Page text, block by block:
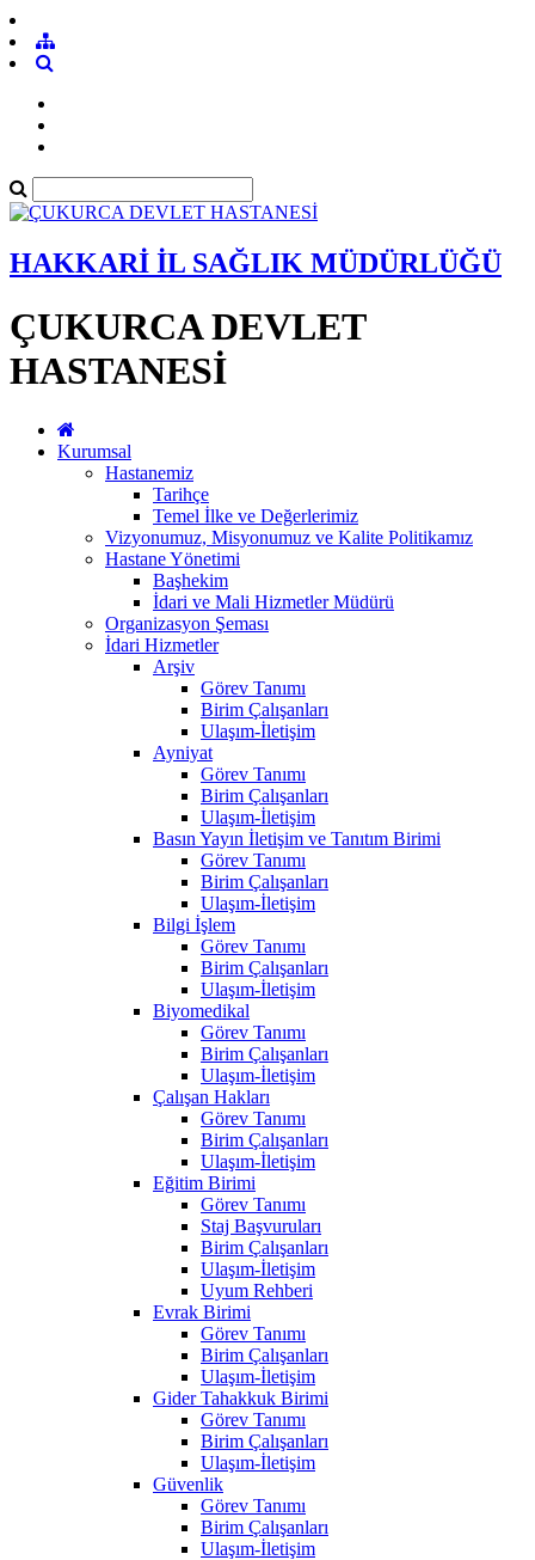
HAKKARİ İL SAĞLIK MÜDÜRLÜĞÜ
ÇUKURCA DEVLET
HASTANESİ
Kurumsal
Hastanemiz
Tarihçe
Temel İlke ve Değerlerimiz
Vizyonumuz, Misyonumuz ve Kalite Politikamız
Hastane Yönetimi
Başhekim
İdari ve Mali Hizmetler Müdürü
Organizasyon Şeması
İdari Hizmetler
Arşiv
Görev Tanımı
Birim Çalışanları
Ulaşım-İletişim
Ayniyat
Görev Tanımı
Birim Çalışanları
Ulaşım-İletişim
Basın Yayın İletişim ve Tanıtım Birimi
Görev Tanımı
Birim Çalışanları
Ulaşım-İletişim
Bilgi İşlem
Görev Tanımı
Birim Çalışanları
Ulaşım-İletişim
Biyomedikal
Görev Tanımı
Birim Çalışanları
Ulaşım-İletişim
Çalışan Hakları
Görev Tanımı
Birim Çalışanları
Ulaşım-İletişim
Eğitim Birimi
Görev Tanımı
Staj Başvuruları
Birim Çalışanları
Ulaşım-İletişim
Uyum Rehberi
Evrak Birimi
Görev Tanımı
Birim Çalışanları
Ulaşım-İletişim
Gider Tahakkuk Birimi
Görev Tanımı
Birim Çalışanları
Ulaşım-İletişim
Güvenlik
Görev Tanımı
Birim Çalışanları
Ulaşım-İletişim